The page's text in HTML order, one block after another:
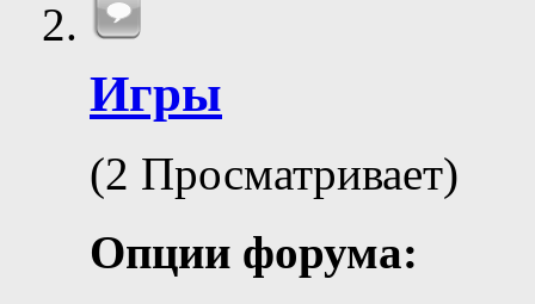
Игры
(2 Просматривает)
Опции форума: